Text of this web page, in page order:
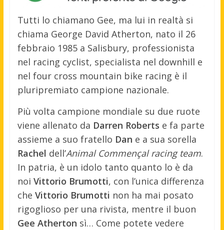
Tutti lo chiamano Gee, ma lui in realtà si
chiama George David Atherton, nato il 26
febbraio 1985 a Salisbury, professionista
nel racing cyclist, specialista nel downhill e
nel four cross mountain bike racing è il
pluripremiato campione nazionale.
Più volta campione mondiale su due ruote
viene allenato da Darren Roberts e fa parte
assieme a suo fratello Dan e a sua sorella
Rachel dell’Animal Commençal racing team.
In patria, è un idolo tanto quanto lo è da
noi Vittorio Brumotti, con l’unica differenza
che Vittorio Brumotti non ha mai posato
rigoglioso per una rivista, mentre il buon
Gee Atherton sì… Come potete vedere